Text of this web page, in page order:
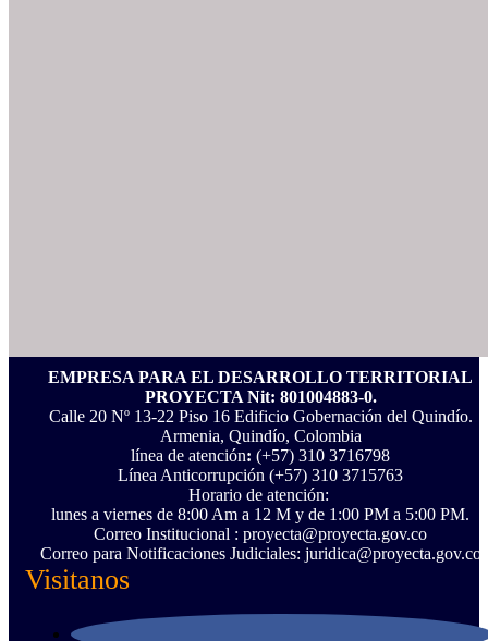
EMPRESA PARA EL DESARROLLO TERRITORIAL
PROYECTA Nit: 801004883-0.
Calle 20 Nº 13-22 Piso 16 Edificio Gobernación del Quindío.
Armenia, Quindío, Colombia
línea de atención: (+57) 310 3716798
Línea Anticorrupción ‪(+57) 310 3715763‬
Horario de atención:
lunes a viernes de 8:00 Am a 12 M y de 1:00 PM a 5:00 PM.
Correo Institucional : proyecta@proyecta.gov.co
Correo para Notificaciones Judiciales: juridica@proyecta.gov.co
Visitanos